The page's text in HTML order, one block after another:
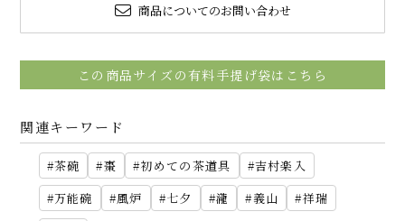
商品についてのお問い合わせ
この商品サイズの有料手提げ袋はこちら
関連キーワード
茶碗 棗 初めての茶道具
吉村楽入
万能碗
風炉 七夕 瀧 義山
祥瑞